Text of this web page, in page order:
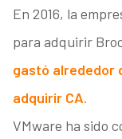
En 2016, la
para adquirir
gastó alrededor
adquirir CA.
VMware ha sido